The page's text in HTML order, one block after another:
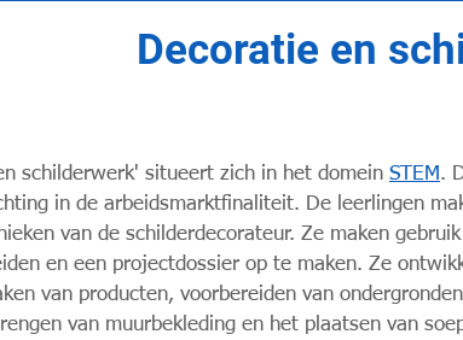
Decoratie en
schilderwerk' situeert zich in het domein STEM.
in de arbeidsmarktfinaliteit. De leerlingen
van de schilderdecorateur. Ze maken
en een projectdossier op te maken. Ze
van producten, voorbereiden van
van muurbekleding en het plaatsen van